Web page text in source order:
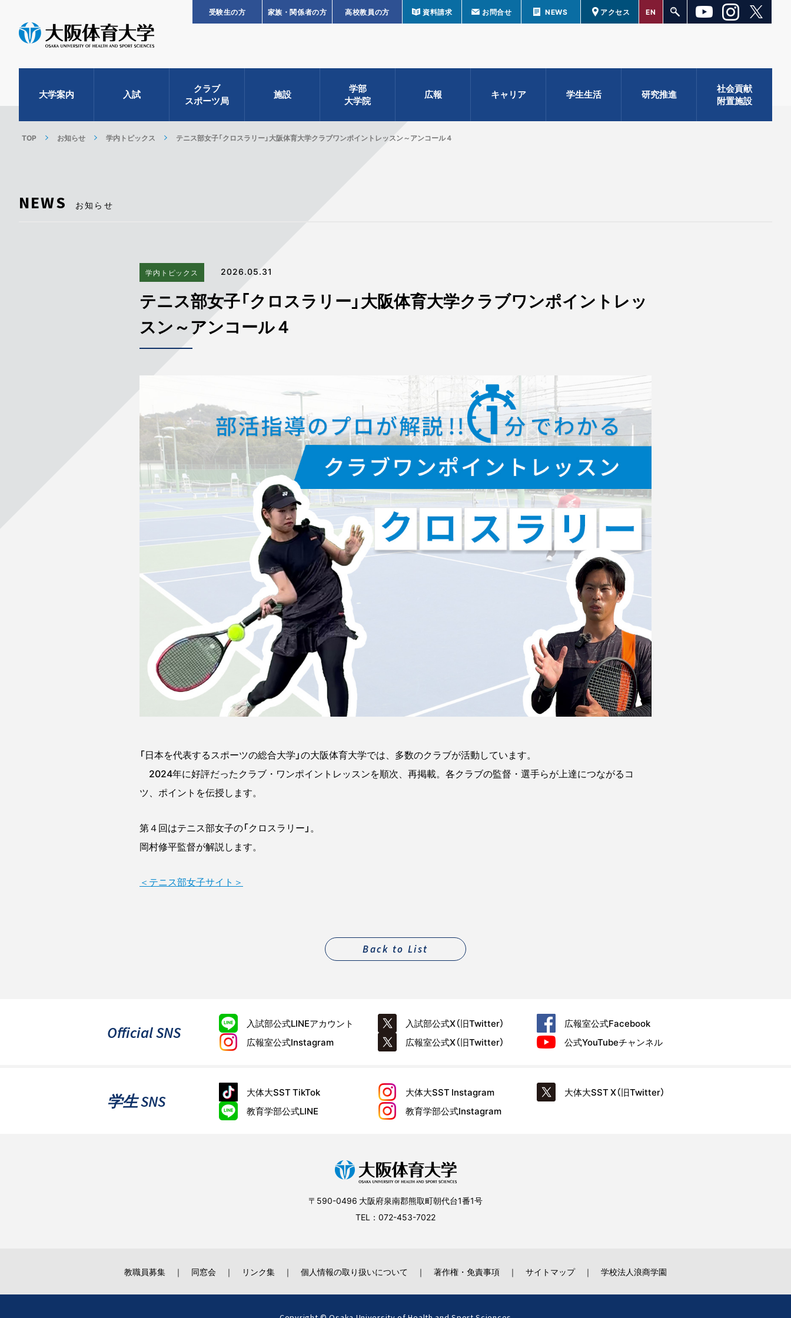
受験生の方 家族・関係者の方 高校教員の方 資料請求 お問合せ NEWS アクセス EN
大学案内 入試
クラブ
スポーツ局
施設
学部
大学院
広報 キャリア 学生生活 研究推進
社会貢献
附置施設
TOP お知らせ 学内トピックス テニス部女子「クロスラリー」大阪体育大学クラブワンポイントレッスン～アンコール４
NEWS お知らせ
学内トピックス 2026.05.31
テニス部女子「クロスラリー」大阪体育大学クラブワンポイントレッ
スン～アンコール４
「日本を代表するスポーツの総合大学」の大阪体育大学では、多数のクラブが活動しています。
2024年に好評だったクラブ・ワンポイントレッスンを順次、再掲載。各クラブの監督・選手らが上達につながるコ
ツ、ポイントを伝授します。
第４回はテニス部女子の「クロスラリー」。
岡村修平監督が解説します。
＜テニス部女子サイト＞
Back to List
Official SNS 入試部公式LINEアカウント 入試部公式X（旧Twitter） 広報室公式Facebook
広報室公式Instagram 広報室公式X（旧Twitter） 公式YouTubeチャンネル
学生 SNS 大体大SSTTikTok 大体大SST Instagram 大体大SSTX（旧Twitter）
教育学部公式LINE 教育学部公式Instagram
〒590-0496 大阪府泉南郡熊取町朝代台1番1号
TEL：072-453-7022
教職員募集 同窓会 リンク集 個人情報の取り扱いについて 著作権・免責事項 サイトマップ 学校法人浪商学園